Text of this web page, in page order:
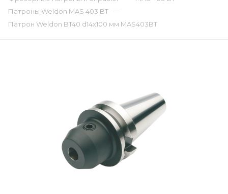
Патроны Weldon MAS 403 BT —
Патрон Weldon BT40 d14x100 мм MAS403BT